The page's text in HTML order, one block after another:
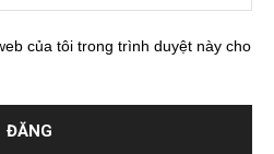
của tôi trong trình duyệt này cho